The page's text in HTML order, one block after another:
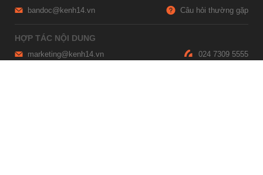
bandoc@kenh14.vn Câu hỏi thường gặp
HỢP TÁC NỘI DUNG
marketing@kenh14.vn 024 7309 5555